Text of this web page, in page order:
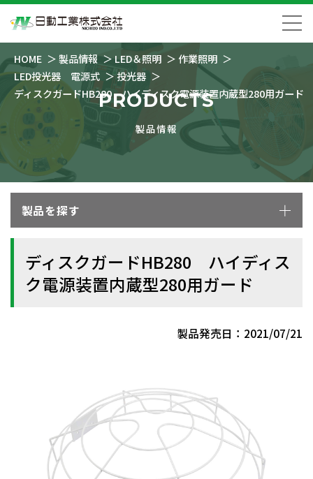
HOME 製品情報 LED＆照明
作業照明
LED投光器 電源式
投光器
ディスクガードHB280 ハイディスク電源装置内蔵型280用ガード
PRODUCTS
製品情報
製品を探す
ディスクガードHB280 ハイディス
ク電源装置内蔵型280用ガード
製品発売日：2021/07/21